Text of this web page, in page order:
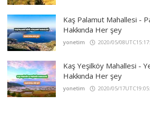
Kaş Palamut Mahallesi -
Hakkında Her şey
yonetim 2020/05/
Kaş Yeşilköy Mahallesi -
Hakkında Her şey
yonetim 2020/05/